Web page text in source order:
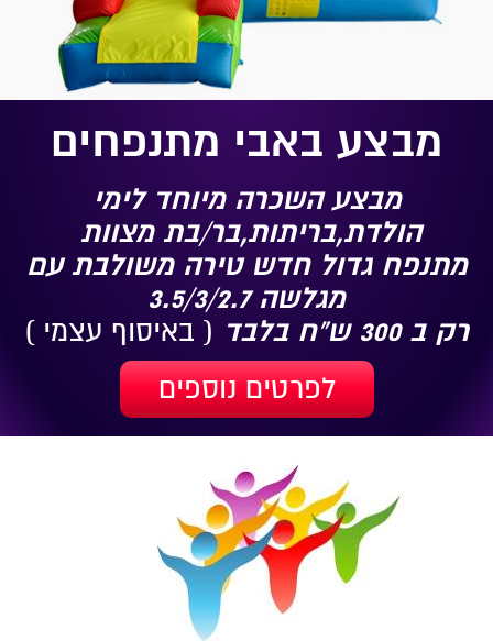
מבצע באבי מתנפחים
מבצע השכרה מיוחד לימי
הולדת,בריתות,בר/בת מצוות
מתנפח גדול חדש טירה משולבת עם
מגלשה 3.5/3/2.7
רק ב 300 ש"ח בלבד
( באיסוף עצמי )
לפרטים נוספים